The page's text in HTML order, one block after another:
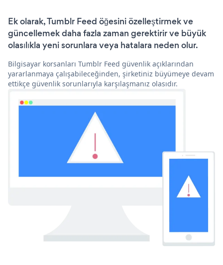
Ek olarak, Tumblr Feed öğesini özelleştirmek ve
güncellemek daha fazla zaman gerektirir ve büyük
olasılıkla yeni sorunlara veya hatalara neden olur.
Bilgisayar korsanları Tumblr Feed güvenlik açıklarından
yararlanmaya çalışabileceğinden, şirketiniz büyümeye devam
ettikçe güvenlik sorunlarıyla karşılaşmanız olasıdır.